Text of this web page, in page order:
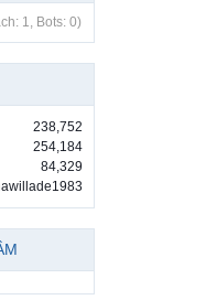
1, Bots: 0)
238,752
254,184
84,329